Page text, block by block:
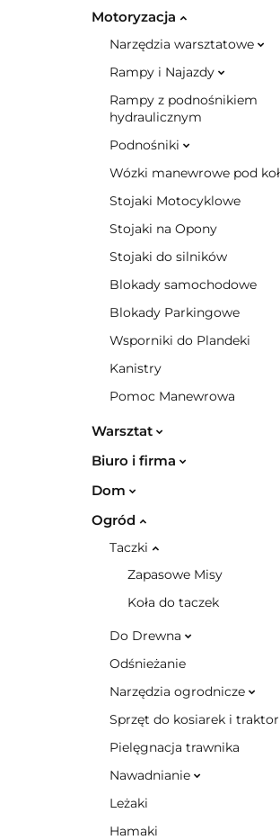
Motoryzacja
Narzędzia warsztatowe
Rampy i Najazdy
Rampy z podnośnikiem
hydraulicznym
Podnośniki
Wózki manewrowe pod
Stojaki Motocyklowe
Stojaki na Opony
Stojaki do silników
Blokady samochodowe
Blokady Parkingowe
Wsporniki do Plandeki
Kanistry
Pomoc Manewrowa
Warsztat
Biuro i firma
Dom
Ogród
Taczki
Zapasowe Misy
Koła do taczek
Do Drewna
Odśnieżanie
Narzędzia ogrodnicze
Sprzęt do kosiarek i
Pielęgnacja trawnika
Nawadnianie
Leżaki
Hamaki